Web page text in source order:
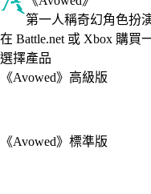
第一人稱奇幻角色扮
Product Notification
在 Battle.net 或 Xbox 購買
選擇產品
《Avowed》高級版
《Avowed》標準版